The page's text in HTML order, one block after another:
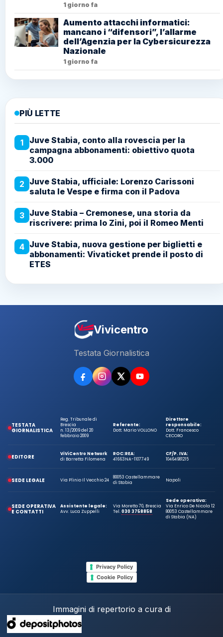
1 giorno fa
Aumento attacchi informatici:
mancano i “difensori”, l’allarme
dell’Agenzia per la Cybersicurezza
Nazionale
1 giorno fa
PIÙ LETTE
1
Juve Stabia, conto alla rovescia per la
campagna abbonamenti: obiettivo quota
3.000
2 Juve Stabia, ufficiale: Lorenzo Carissoni
saluta le Vespe e firma con il Padova
3 Juve Stabia – Cremonese, una storia da
riscrivere: prima lo Zini, poi il Romeo Menti
4 Juve Stabia, nuova gestione per biglietti e
abbonamenti: Vivaticket prende il posto di
ETES
Vivicentro
Testata Giornalistica
TESTATA
GIORNALISTICA
Reg. Tribunale di
Brescia
n. 13/2009 del 20
febbraio 2009
Referente:
Dott. Mario VOLLONO
Direttore
responsabile:
Dott. Francesco
CECORO
EDITORE
ViViCentro Network
di Barretta Filomena
ROC:
41663
REA:
NA-1107749
CF/P. IVA:
10464981215
SEDE LEGALE Via Plinio Il Vecchio 24
80053 Castellammare
di Stabia
Napoli
SEDE OPERATIVA
E CONTATTI
Assistente legale:
Avv. Luca Zuppelli
Via Moretto 70, Brescia
Tel.030 3758858
Sede operativa:
Via Enrico De Nicola 12
80053 Castellammare
di Stabia (NA)
Privacy Policy
Cookie Policy
Immagini di repertorio a cura di